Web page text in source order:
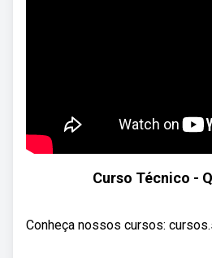
Curso Técnico -
Conheça nossos cursos: